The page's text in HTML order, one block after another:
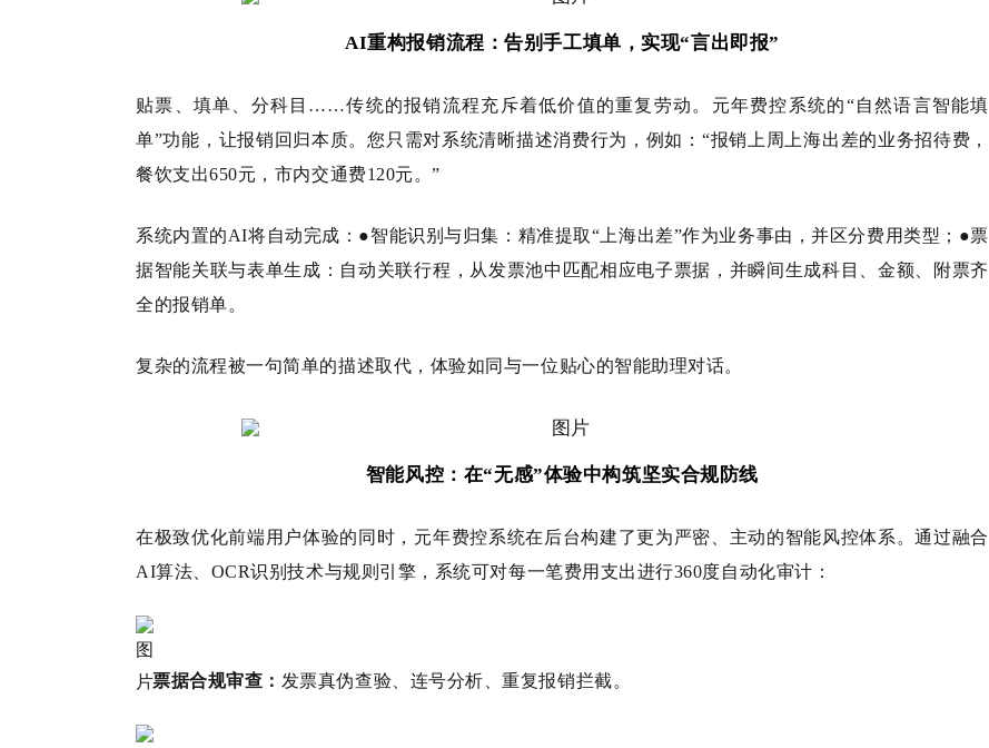
AI重构报销流程：告别手工填单，实现“言出即报”
贴票、填单、分科目……传统的报销流程充斥着低价值的重复劳动。元年费控系统的“自然语言智能填
单”功能，让报销回归本质。您只需对系统清晰描述消费行为，例如：“报销上周上海出差的业务招待费，
餐饮支出650元，市内交通费120元。”
系统内置的AI将自动完成：●智能识别与归集：精准提取“上海出差”作为业务事由，并区分费用类型；●票
据智能关联与表单生成：自动关联行程，从发票池中匹配相应电子票据，并瞬间生成科目、金额、附票齐
全的报销单。
复杂的流程被一句简单的描述取代，体验如同与一位贴心的智能助理对话。
智能风控：在“无感”体验中构筑坚实合规防线
在极致优化前端用户体验的同时，元年费控系统在后台构建了更为严密、主动的智能风控体系。通过融合
AI算法、OCR识别技术与规则引擎，系统可对每一笔费用支出进行360度自动化审计：
票据合规审查： 发票真伪查验、连号分析、重复报销拦截。